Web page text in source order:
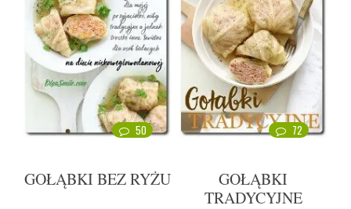
50
GOŁĄBKI BEZ RYŻU
72
GOŁĄBKI
TRADYCYJNE